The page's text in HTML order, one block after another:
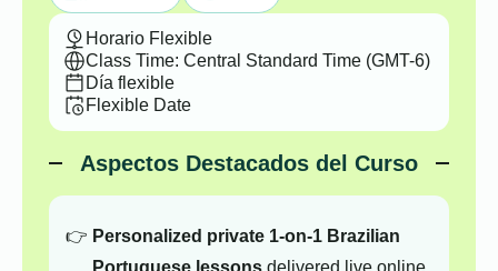
Horario Flexible
Class Time: Central Standard Time (GMT-6)
Día flexible
Flexible Date
Aspectos Destacados del Curso
Personalized private 1-on-1 Brazilian
Portuguese lessonsdelivered live online